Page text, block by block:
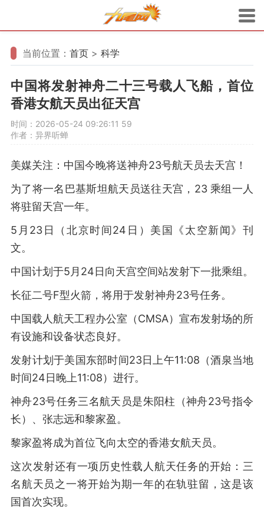
当前位置： 首页 > 科学
中国将发射神舟二十三号载人飞船，首位
香港女航天员出征天宫
时间：2026-05-24 09:26:11 59
作者：异界听蝉
美媒关注：中国今晚将送神舟23号航天员去天宫！
为了将一名巴基斯坦航天员送往天宫，23 乘组一人
将驻留天宫一年。
5月23日（北京时间24日）美国《太空新闻》刊
文。
中国计划于5月24日向天宫空间站发射下一批乘组。
长征二号F型火箭，将用于发射神舟23号任务。
中国载人航天工程办公室（CMSA）宣布发射场的所
有设施和设备状态良好。
发射计划于美国东部时间23日上午11:08（酒泉当地
时间24日晚上11:08）进行。
神舟23号任务三名航天员是朱阳柱（神舟23号指令
长）、张志远和黎家盈。
黎家盈将成为首位飞向太空的香港女航天员。
这次发射还有一项历史性载人航天任务的开始：三
名航天员之一将开始为期一年的在轨驻留，这是该
国首次实现。